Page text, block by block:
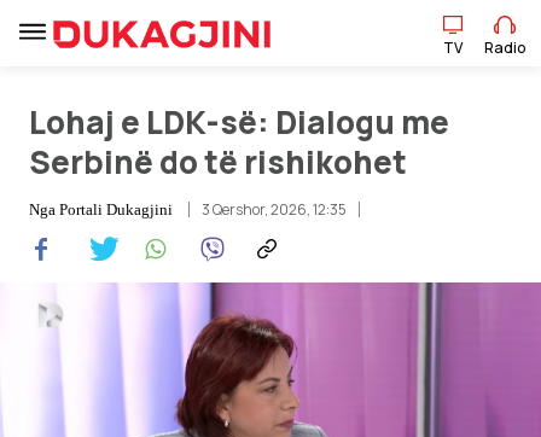
Lajme
Sport
Pikëpamje
TV Radio
Lohaj e LDK-së: Dialogu me
Serbinë do të rishikohet
Nga Portali Dukagjini 3 Qershor, 2026, 12:35